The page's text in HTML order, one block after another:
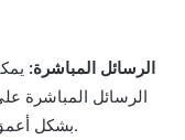
4. الرسائل المباشرة:
الرسائل المباشرة
بشكل أعمق قبل اتخاذ قرار بالتواصل معه خارج الموقع.